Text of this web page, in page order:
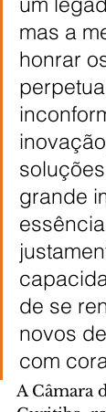
mas a
honrar
grande
de se
novos
com
A Câmara